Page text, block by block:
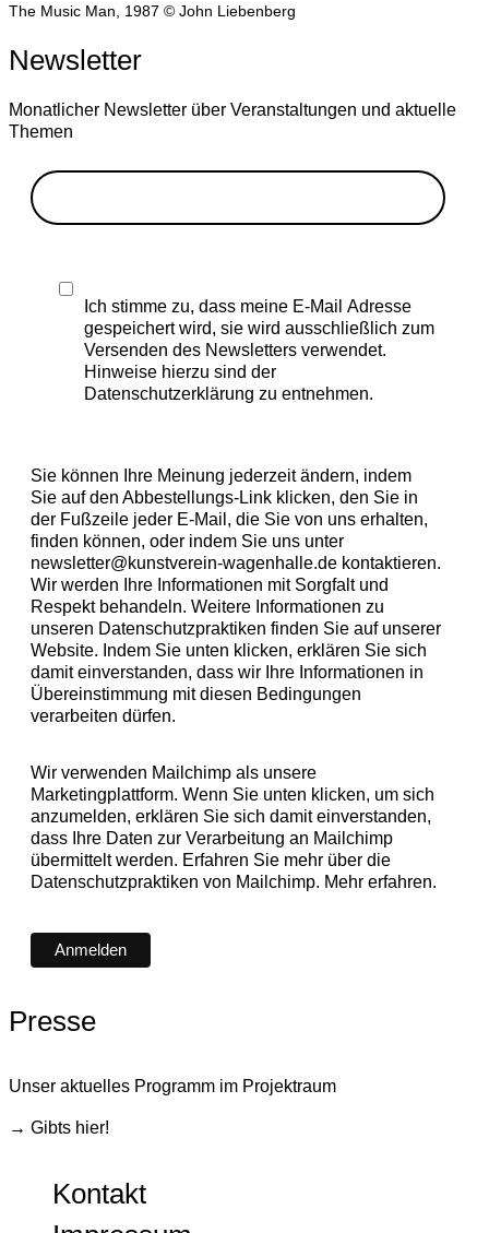
The Music Man, 1987 © John Liebenberg
Newsletter
Monatlicher Newsletter über Veranstaltungen und aktuelle
Themen
Ich stimme zu, dass meine E-Mail Adresse
gespeichert wird, sie wird ausschließlich zum
Versenden des Newsletters verwendet.
Hinweise hierzu sind der
Datenschutzerklärung zu entnehmen.
Sie können Ihre Meinung jederzeit ändern, indem
Sie auf den Abbestellungs-Link klicken, den Sie in
der Fußzeile jeder E-Mail, die Sie von uns erhalten,
finden können, oder indem Sie uns unter
newsletter@kunstverein-wagenhalle.de kontaktieren.
Wir werden Ihre Informationen mit Sorgfalt und
Respekt behandeln. Weitere Informationen zu
unseren Datenschutzpraktiken finden Sie auf unserer
Website. Indem Sie unten klicken, erklären Sie sich
damit einverstanden, dass wir Ihre Informationen in
Übereinstimmung mit diesen Bedingungen
verarbeiten dürfen.
Wir verwenden Mailchimp als unsere
Marketingplattform. Wenn Sie unten klicken, um sich
anzumelden, erklären Sie sich damit einverstanden,
dass Ihre Daten zur Verarbeitung an Mailchimp
übermittelt werden. Erfahren Sie mehr über die
Datenschutzpraktiken von Mailchimp. Mehr erfahren.
Presse
Unser aktuelles Programm im Projektraum
→ Gibts hier!
Kontakt